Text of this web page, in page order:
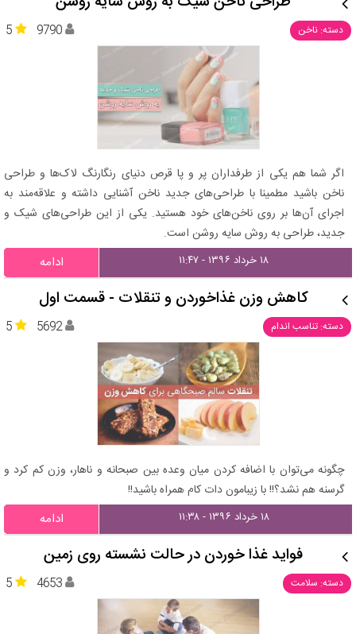
دسته: ناخن 5 9790
اگر شما هم یکی از طرفداران پر و پا قرص دنیای رنگارنگ لاک‌ها و طراحی
ناخن باشید مطمینا با طراحی‌های جدید ناخن آشنایی داشته و علاقه‌مند به
اجرای آن‌ها بر روی ناخن‌های خود هستید. یکی از این طراحی‌های شیک و
جدید، طراحی به روش سایه روشن است.
۱۸ خرداد ۱۳۹۶ - ۱۱:۴۷ ادامه
کاهش وزن غذاخوردن و تنقلات - قسمت اول
دسته: تناسب اندام 5 5692
چگونه می‌توان با اضافه کردن میان وعده بین صبحانه و ناهار، وزن کم کرد و
گرسنه هم نشد؟!! با زیبامون دات کام همراه باشید!!
۱۸ خرداد ۱۳۹۶ - ۱۱:۳۸ ادامه
فواید غذا خوردن در حالت نشسته روی زمین
دسته: سلامت 5 4653